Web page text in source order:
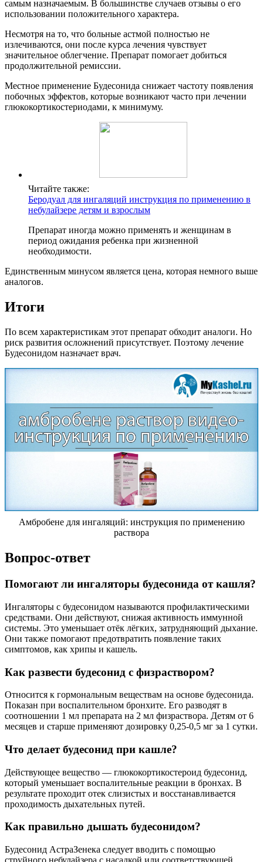
самым назначаемым. В большинстве случаев отзывы о его
использовании положительного характера.
Несмотря на то, что больные астмой полностью не
излечиваются, они после курса лечения чувствует
значительное облегчение. Препарат помогает добиться
продолжительной ремиссии.
Местное применение Будесонида снижает частоту появления
побочных эффектов, которые возникают часто при лечении
глюкокортикостериодами, к минимуму.
Читайте также:
Беродуал для ингаляций инструкция по применению в
небулайзере детям и взрослым
Препарат иногда можно применять и женщинам в
период ожидания ребенка при жизненной
необходимости.
Единственным минусом является цена, которая немного выше
аналогов.
Итоги
По всем характеристикам этот препарат обходит аналоги. Но
риск развития осложнений присутствует. Поэтому лечение
Будесонидом назначает врач.
Амбробене для ингаляций: инструкция по применению
раствора
Вопрос-ответ
Помогают ли ингаляторы будесонида от кашля?
Ингаляторы с будесонидом называются профилактическими
средствами. Они действуют, снижая активность иммунной
системы. Это уменьшает отёк лёгких, затрудняющий дыхание.
Они также помогают предотвратить появление таких
симптомов, как хрипы и кашель.
Как развести будесонид с физраствором?
Относится к гормональным веществам на основе будесонида.
Показан при воспалительном бронхите. Его разводят в
соотношении 1 мл препарата на 2 мл физраствора. Детям от 6
месяцев и старше применяют дозировку 0,25-0,5 мг за 1 сутки.
Что делает будесонид при кашле?
Действующее вещество — глюкокортикостероид будесонид,
который уменьшает воспалительные реакции в бронхах. В
результате проходит отек слизистых и восстанавливается
проходимость дыхательных путей.
Как правильно дышать будесонидом?
Будесонид АстраЗенека следует вводить с помощью
струйного небулайзера с насадкой или соответствующей